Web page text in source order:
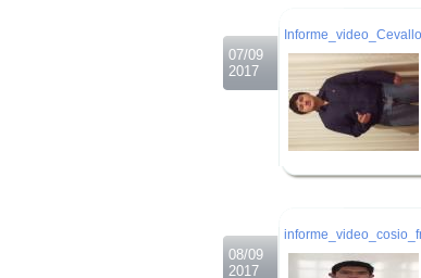
07/09
2017
08/09
2017